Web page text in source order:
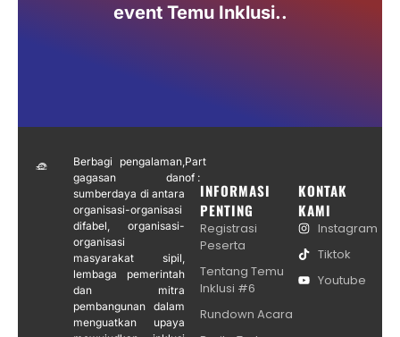
event Temu Inklusi..
Berbagi pengalaman,
gagasan dan
sumberdaya di antara
organisasi-organisasi
difabel, organisasi-
organisasi
masyarakat sipil,
lembaga pemerintah
dan mitra
pembangunan dalam
menguatkan upaya
Part
of :
INFORMASI
PENTING
Registrasi
Peserta
Tentang Temu
Inklusi #6
Rundown Acara
KONTAK
KAMI
Instagram
Tiktok
Youtube